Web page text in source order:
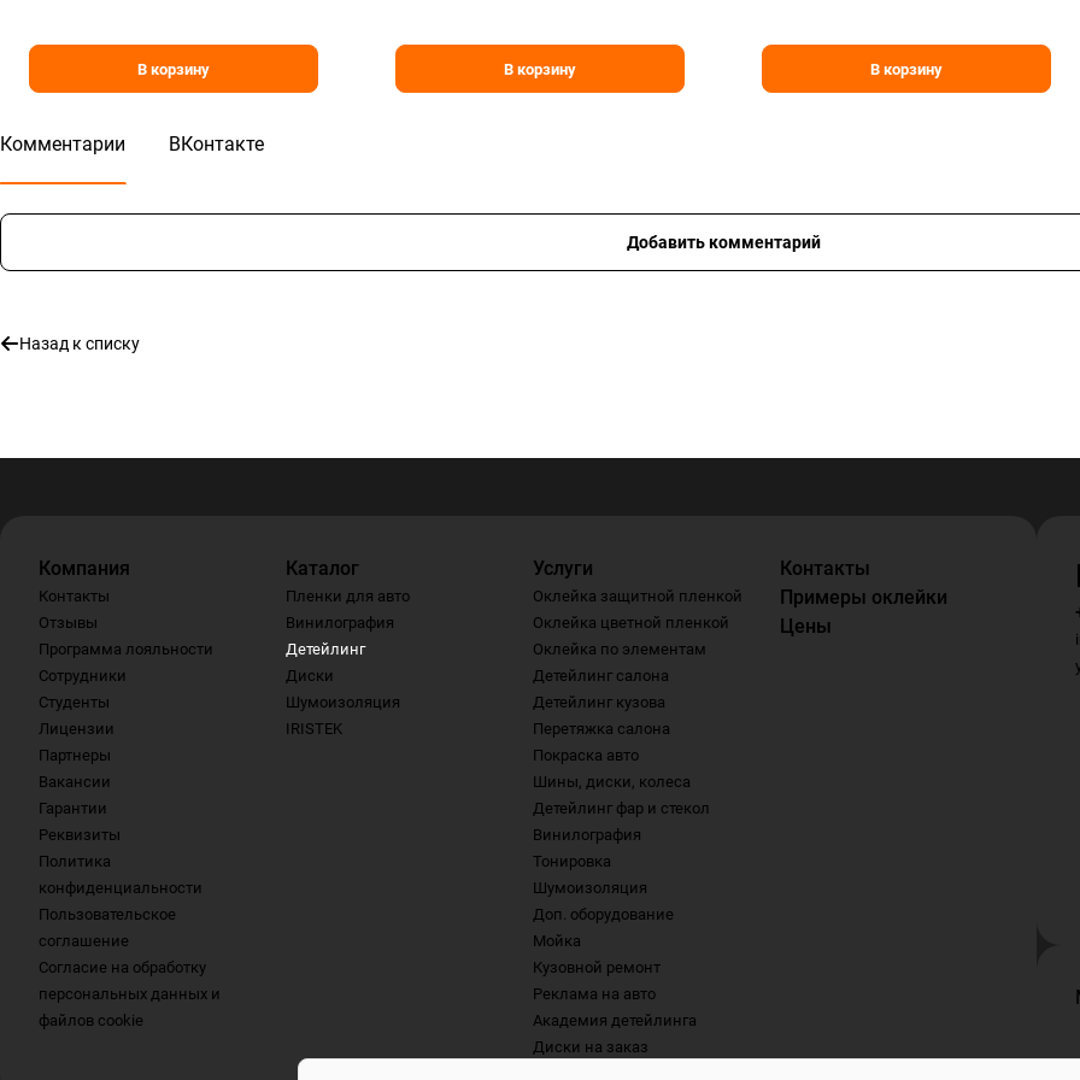
В корзину В корзину В корзину
Комментарии ВКонтакте
Добавить комментарий
Назад к списку
Компания
Контакты
Отзывы
Программа лояльности
Сотрудники
Студенты
Лицензии
Партнеры
Вакансии
Гарантии
Реквизиты
Политика
конфиденциальности
Пользовательское
соглашение
Согласие на обработку
персональных данных и
файлов cookie
Каталог
Пленки для авто
Винилография
Детейлинг
Диски
Шумоизоляция
IRISTEK
Услуги
Оклейка защитной пленкой
Оклейка цветной пленкой
Оклейка по элементам
Детейлинг салона
Детейлинг кузова
Перетяжка салона
Покраска авто
Шины, диски, колеса
Детейлинг фар и стекол
Винилография
Тонировка
Шумоизоляция
Доп. оборудование
Мойка
Кузовной ремонт
Реклама на авто
Академия детейлинга
Диски на заказ
Контакты
Примеры оклейки
Цены